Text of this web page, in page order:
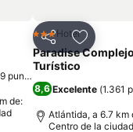
favoritos
puntuaciones
de:
CompartirAñadir
3 Estrellas
Hotel
Paradise
Turístico
8,6 Excelente (1.361
Atlántida, a 6.7 km
Centro de la ciudad